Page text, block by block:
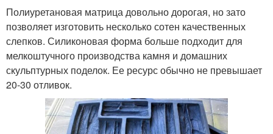
Полиуретановая матрица довольно дорогая, но зато
позволяет изготовить несколько сотен качественных
слепков. Силиконовая форма больше подходит для
мелкоштучного производства камня и домашних
скульптурных поделок. Ее ресурс обычно не превышает
20-30 отливок.